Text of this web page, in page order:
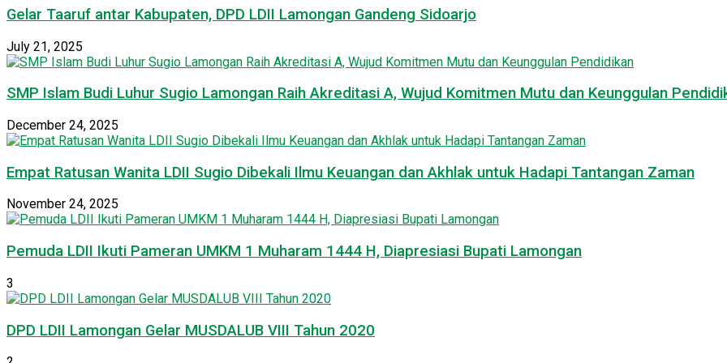
Gelar Taaruf antar Kabupaten, DPD LDII Lamongan Gandeng Sidoarjo
July 21, 2025
SMP Islam Budi Luhur Sugio Lamongan Raih Akreditasi A, Wujud Komitmen Mutu dan Keunggulan
December 24, 2025
Empat Ratusan Wanita LDII Sugio Dibekali Ilmu Keuangan dan Akhlak untuk Hadapi Tantangan Zaman
November 24, 2025
Pemuda LDII Ikuti Pameran UMKM 1 Muharam 1444 H, Diapresiasi Bupati Lamongan
3
DPD LDII Lamongan Gelar MUSDALUB VIII Tahun 2020